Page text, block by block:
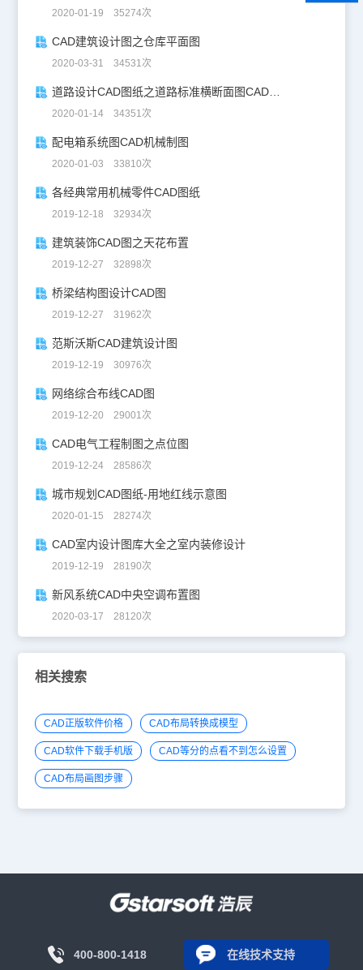
2020-01-19 35274次
CAD建筑设计图之仓库平面图
2020-03-31 34531次
道路设计CAD图纸之道路标准横断面图CAD图纸
2020-01-14 34351次
配电箱系统图CAD机械制图
2020-01-03 33810次
各经典常用机械零件CAD图纸
2019-12-18 32934次
建筑装饰CAD图之天花布置
2019-12-27 32898次
桥梁结构图设计CAD图
2019-12-27 31962次
范斯沃斯CAD建筑设计图
2019-12-19 30976次
网络综合布线CAD图
2019-12-20 29001次
CAD电气工程制图之点位图
2019-12-24 28586次
城市规划CAD图纸-用地红线示意图
2020-01-15 28274次
CAD室内设计图库大全之室内装修设计
2019-12-19 28190次
新风系统CAD中央空调布置图
2020-03-17 28120次
相关搜索
CAD正版软件价格 CAD布局转换成模型
CAD软件下载手机版 CAD等分的点看不到怎么设置
CAD布局画图步骤
400-800-1418 在线技术支持